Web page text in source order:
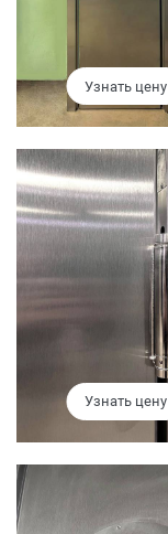
Узнать цену
Узнать цену